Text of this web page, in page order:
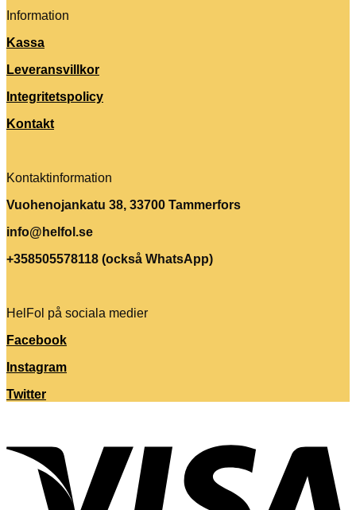
Information
Kassa
Leveransvillkor
Integritetspolicy
Kontakt
Kontaktinformation
Vuohenojankatu 38, 33700 Tammerfors
info@helfol.se
+358505578118 (också WhatsApp)
HelFol på sociala medier
Facebook
Instagram
Twitter